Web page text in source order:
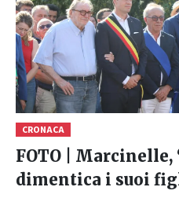
CRONACA
FOTO | Marcinelle,
dimentica i suoi